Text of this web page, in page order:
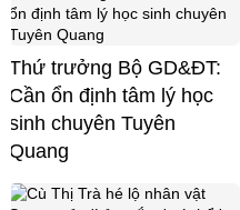
Thứ trưởng Bộ GD&ĐT:
Cần ổn định tâm lý học
sinh chuyên Tuyên
Quang